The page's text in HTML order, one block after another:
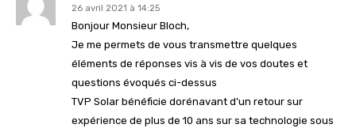
26 avril 2021 à 14:25
Bonjour Monsieur Bloch,
Je me permets de vous transmettre quelques
éléments de réponses vis à vis de vos doutes et
questions évoqués ci-dessus
TVP Solar bénéficie dorénavant d’un retour sur
expérience de plus de 10 ans sur sa technologie sous